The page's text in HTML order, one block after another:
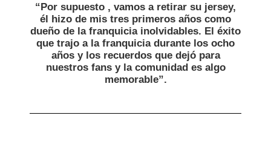
“Por supuesto , vamos a retirar su jersey,
él hizo de mis tres primeros años como
dueño de la franquicia inolvidables. El éxito
que trajo a la franquicia durante los ocho
años y los recuerdos que dejó para
nuestros fans y la comunidad es algo
memorable”.